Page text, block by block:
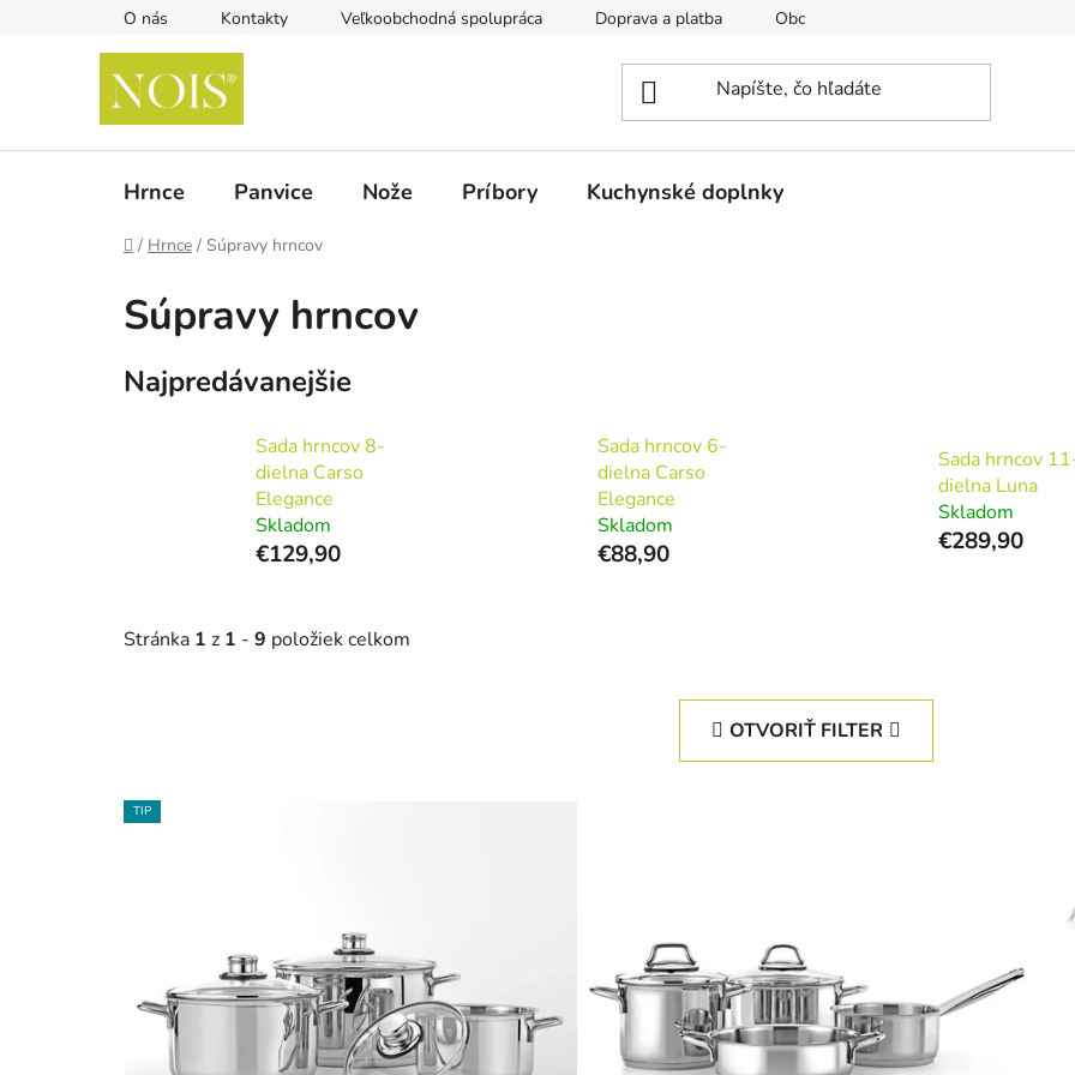
O nás Kontakty Veľkoobchodná spolupráca Doprava a platba Obchodné podmienky a reklamačný
Hrnce Panvice Nože Príbory Kuchynské doplnky
Domov
/ Hrnce / Súpravy hrncov
Súpravy hrncov
Najpredávanejšie
Sada hrncov 8-
dielna Carso
Elegance
Skladom
€129,90
Sada hrncov 6-
dielna Carso
Elegance
Skladom
€88,90
Sada hrncov
dielna Luna
Skladom
€289,90
Stránka 1 z 1 - 9 položiek celkom
OTVORIŤ FILTER
V
ý
o
TIP